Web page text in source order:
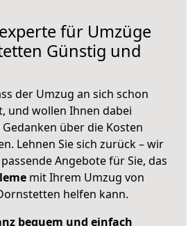
für Umzüge
Günstig und
der Umzug an sich schon
und wollen Ihnen dabei
über die Kosten
Lehnen Sie sich zurück – wir
Angebote für Sie, das
mit Ihrem Umzug von
helfen kann.
bequem und einfach